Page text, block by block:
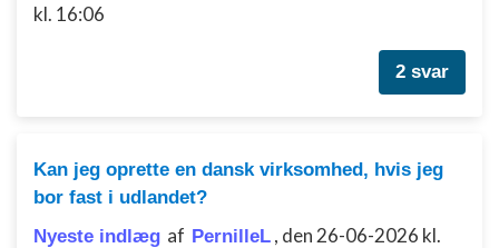
kl. 16:06
2 svar
Kan jeg oprette en dansk virksomhed, hvis jeg
bor fast i udlandet?
Nyeste indlæg af PernilleL , den 26-06-2026 kl.
Bruge profiler til at vælge tilpasset indhold
kombinationer af oplysninger fra forskellige
kilder
Udvikle og forbedre tjenester